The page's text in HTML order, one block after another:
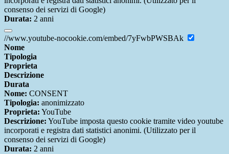
consenso dei servizi di Google)
Durata: 2 anni
//www.youtube-nocookie.com/embed/7yFwbPWSBAk
Nome
Tipologia
Proprieta
Descrizione
Durata
Nome: CONSENT
Tipologia: anonimizzato
Proprieta: YouTube
Descrizione: YouTube imposta questo cookie tramite video youtube
incorporati e registra dati statistici anonimi. (Utilizzato per il
consenso dei servizi di Google)
Durata: 2 anni